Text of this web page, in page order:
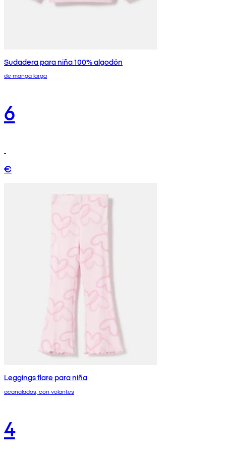
Sudadera para niña 100% algodón
de manga larga
6
€
Leggings flare para niña
acanalados, con volantes
4